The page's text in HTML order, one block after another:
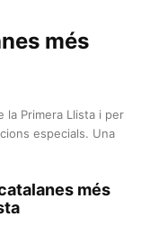
més
la Primera Llista i per
especials. Una
més